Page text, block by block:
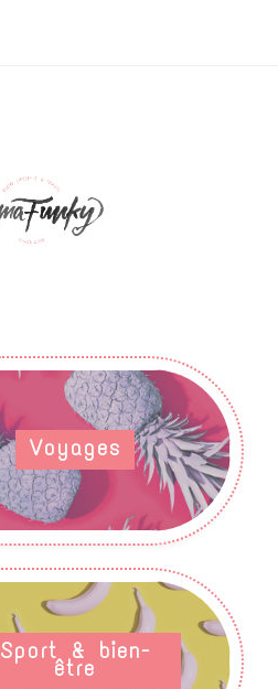
Voyages
Sport & bien-
être